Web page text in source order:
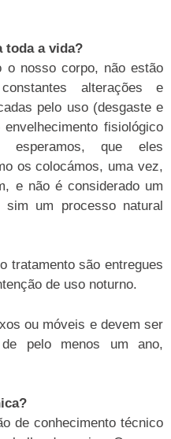
toda a vida?
o nosso corpo, não estão
alterações e
pelo uso (desgaste e
fisiológico
que eles
os colocámos, uma vez,
e não é considerado um
sim um processo natural
tratamento são entregues
de uso noturno.
ou móveis e devem ser
pelo menos um ano,
de conhecimento técnico